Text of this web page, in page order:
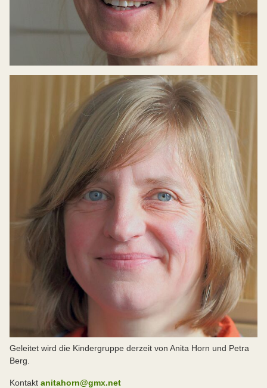
Geleitet wird die Kindergruppe derzeit von Anita Horn und Petra
Berg.
Kontakt anitahorn@gmx.net